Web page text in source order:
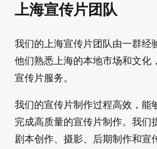
上海宣传片团队
我们的上海宣传片团队由一群经
他们熟悉上海的本地市场和文化
宣传片服务。
我们的宣传片制作过程高效，能
完成高质量的宣传片制作。我们
剧本创作、摄影、后期制作和宣